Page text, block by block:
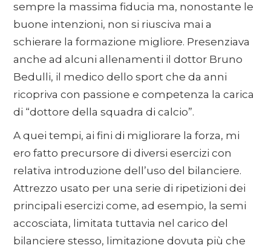
sempre la massima fiducia ma, nonostante le
buone intenzioni, non si riusciva mai a
schierare la formazione migliore. Presenziava
anche ad alcuni allenamenti il dottor Bruno
Bedulli, il medico dello sport che da anni
ricopriva con passione e competenza la carica
di “dottore della squadra di calcio”.
A quei tempi, ai fini di migliorare la forza, mi
ero fatto precursore di diversi esercizi con
relativa introduzione dell’uso del bilanciere.
Attrezzo usato per una serie di ripetizioni dei
principali esercizi come, ad esempio, la semi
accosciata, limitata tuttavia nel carico del
bilanciere stesso, limitazione dovuta più che